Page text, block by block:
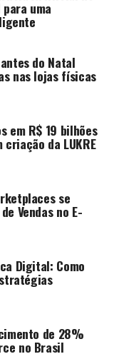
uma
do Natal
nas lojas físicas
em R$ 19 bilhões
da LUKRE
se
Vendas no E-
Digital: Como
de 28%
no Brasil